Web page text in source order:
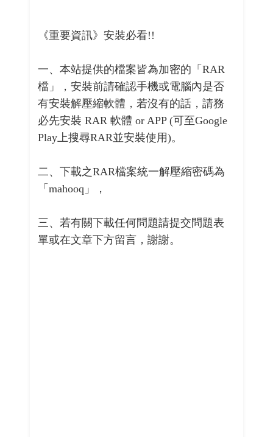
《重要資訊》安裝必看!!
一、本站提供的檔案皆為加密的「RAR
檔」，安裝前請確認手機或電腦內是否
有安裝解壓縮軟體，若沒有的話，請務
必先安裝 RAR 軟體 or APP (可至Google
Play上搜尋RAR並安裝使用)。
二、下載之RAR檔案統一解壓縮密碼為
「mahooq」，
三、若有關下載任何問題請提交問題表
單或在文章下方留言，謝謝。